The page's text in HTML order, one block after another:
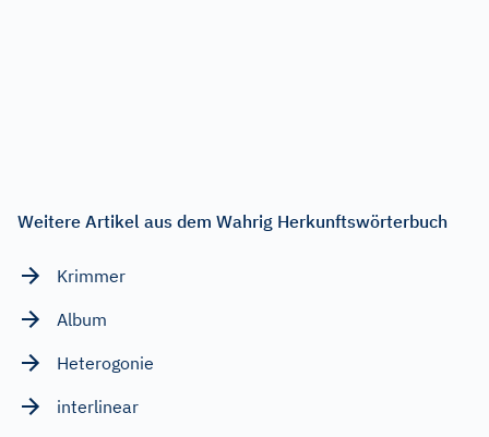
Weitere Artikel aus dem Wahrig Herkunftswörterbuch
Krimmer
Album
Heterogonie
interlinear